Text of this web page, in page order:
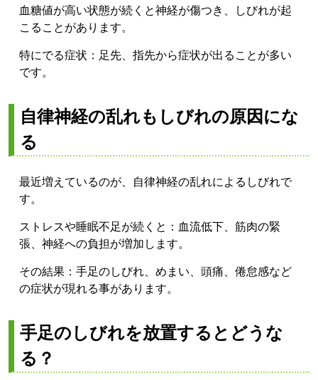
血糖値が高い状態が続くと神経が傷つき、しびれが起
こることがあります。
特にでる症状： 足先、 指先から症状が出ることが多い
です。
自律神経の乱れもしびれの原因にな
る
最近増えているのが、自律神経の乱れによるしびれで
す。
ストレスや睡眠不足が続くと： 血流低下、 筋肉の緊
張、 神経への負担が増加します。
その結果： 手足のしびれ、 めまい、 頭痛、 倦怠感など
の症状が現れる事があります。
手足のしびれを放置するとどうな
る？